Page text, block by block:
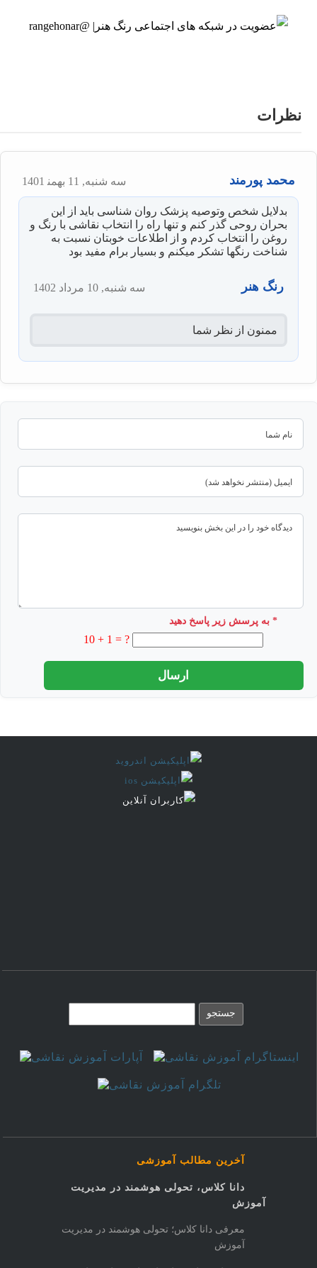
نظرات
محمد پورمند سه شنبه, 11 بهمن‍ 1401
بدلایل شخص وتوصیه پزشک روان شناسی باید از این
بحران روحی گذر کنم و تنها راه را انتخاب نقاشی با رنگ و
روغن را انتخاب کردم و از اطلاعات خوبتان نسبت به
شناخت رنگها تشکر میکنم و بسیار برام مفید بود
رنگ هنر سه شنبه, 10 مرداد 1402
ممنون از نظر شما
* به پرسش زیر پاسخ دهید
10 + 1 = ?
آخرین مطالب آموزشی
دانا کلاس، تحولی هوشمند در مدیریت
آموزش
معرفی دانا کلاس؛ تحولی هوشمند در مدیریت
آموزش